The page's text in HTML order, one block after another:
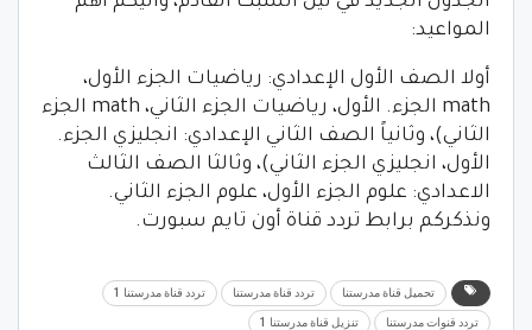
المواعيد:
أولا الصف الأول الإعدادي: رياضيات الجزء الأول،
math الجزء. الأول، رياضيات الجزء الثاني، math الجزء
الثاني)، وثانياً الصف الثاني الإعدادي: انجليزي الجزء.
الأول، انجليزي الجزء الثاني)، وثالثا الصف الثالث
الاعدادي: علوم الجزء الأول، علوم الجزء الثاني.
ونذكركم برابط تردد قناة أون تايم سبورت.
تحميل قناة مدرستنا تردد قناة مدرستنا تردد قناة مدرستنا 1
تردد قنوات مدرستنا تنزيل قناة مدرستنا 1